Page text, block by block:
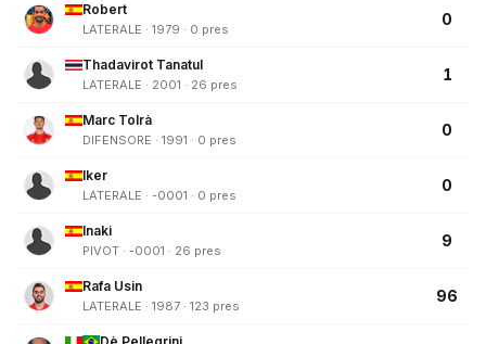
Robert
LATERALE · 1979 · 0 pres
0
Thadavirot Tanatul
LATERALE · 2001 · 26 pres
1
Marc Tolrà
DIFENSORE · 1991 · 0 pres
0
Iker
LATERALE · -0001 · 0 pres
0
Inaki
PIVOT · -0001 · 26 pres
9
Rafa Usin
LATERALE · 1987 · 123 pres
96